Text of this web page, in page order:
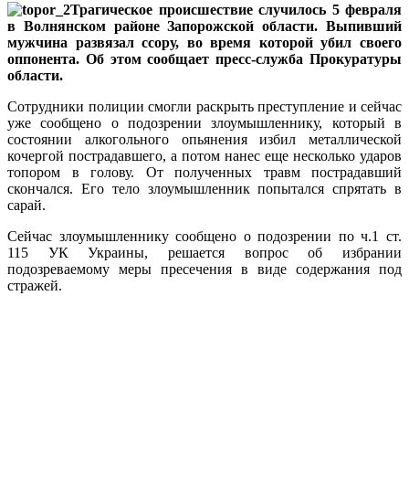
Трагическое происшествие случилось 5 февраля
в Волнянском районе Запорожской области. Выпивший
мужчина развязал ссору, во время которой убил своего
оппонента. Об этом сообщает пресс-служба Прокуратуры
области.
Сотрудники полиции смогли раскрыть преступление и сейчас
уже сообщено о подозрении злоумышленнику, который в
состоянии алкогольного опьянения избил металлической
кочергой пострадавшего, а потом нанес еще несколько ударов
топором в голову. От полученных травм пострадавший
скончался. Его тело злоумышленник попытался спрятать в
сарай.
Сейчас злоумышленнику сообщено о подозрении по ч.1 ст.
115 УК Украины, решается вопрос об избрании
подозреваемому меры пресечения в виде содержания под
стражей.